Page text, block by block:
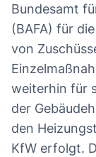
Bundesamt
(BAFA) für
von
weiterhin für
der
den
KfW erfolgt.